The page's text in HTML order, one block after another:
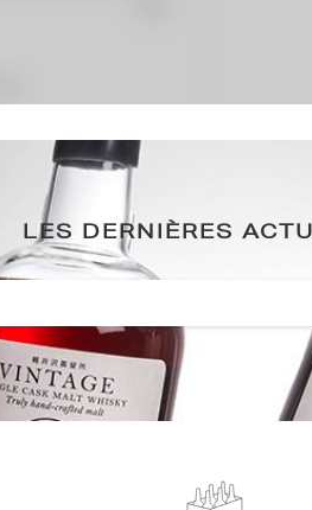
LES DERNIÈRES